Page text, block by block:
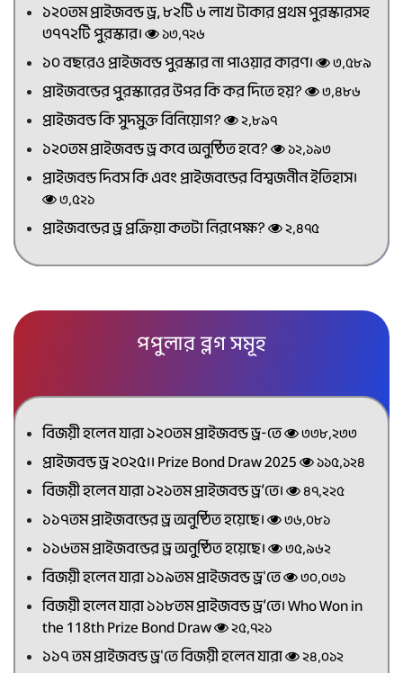
১২০তম প্রাইজবন্ড ড্র, ৮২টি ৬ লাখ টাকার প্রথম পুরস্কারসহ
৩৭৭২টি পুরস্কার।
১৩,৭২৬
১০ বছরেও প্রাইজবন্ড পুরস্কার না পাওয়ার কারণ। ৩,৫৮৯
প্রাইজবন্ডের পুরস্কারের উপর কি কর দিতে হয়? ৩,৪৮৬
প্রাইজবন্ড কি সুদমুক্ত বিনিয়োগ? ২,৮৯৭
১২০তম প্রাইজবন্ড ড্র কবে অনুষ্ঠিত হবে? ১২,১৯৩
প্রাইজবন্ড দিবস কি এবং প্রাইজবন্ডের বিশ্বজনীন ইতিহাস।
৩,৫২১
প্রাইজবন্ডের ড্র প্রক্রিয়া কতটা নিরপেক্ষ? ২,৪৭৫
পপুলার ব্লগ সমূহ
বিজয়ী হলেন যারা ১২০তম প্রাইজবন্ড ড্র-তে ৩৩৮,২৩৩
প্রাইজবন্ড ড্র ২০২৫।। Prize Bond Draw 2025 ১১৫,১২৪
বিজয়ী হলেন যারা ১২১তম প্রাইজবন্ড ড্র’তে। ৪৭,২২৫
১১৭তম প্রাইজবন্ডের ড্র অনুষ্ঠিত হয়েছে। ৩৬,০৮১
১১৬তম প্রাইজবন্ডের ড্র অনুষ্ঠিত হয়েছে। ৩৫,৯৬২
বিজয়ী হলেন যারা ১১৯তম প্রাইজবন্ড ড্র'তে ৩০,০৩১
বিজয়ী হলেন যারা ১১৮তম প্রাইজবন্ড ড্র’তে। Who Won in
the 118th Prize Bond Draw
২৫,৭২১
১১৭ তম প্রাইজবন্ড ড্র'তে বিজয়ী হলেন যারা ২৪,০১২